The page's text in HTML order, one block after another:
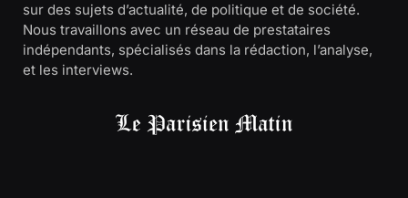
sur des sujets d’actualité, de politique et de société.
Nous travaillons avec un réseau de prestataires
indépendants, spécialisés dans la rédaction, l’analyse,
et les interviews.